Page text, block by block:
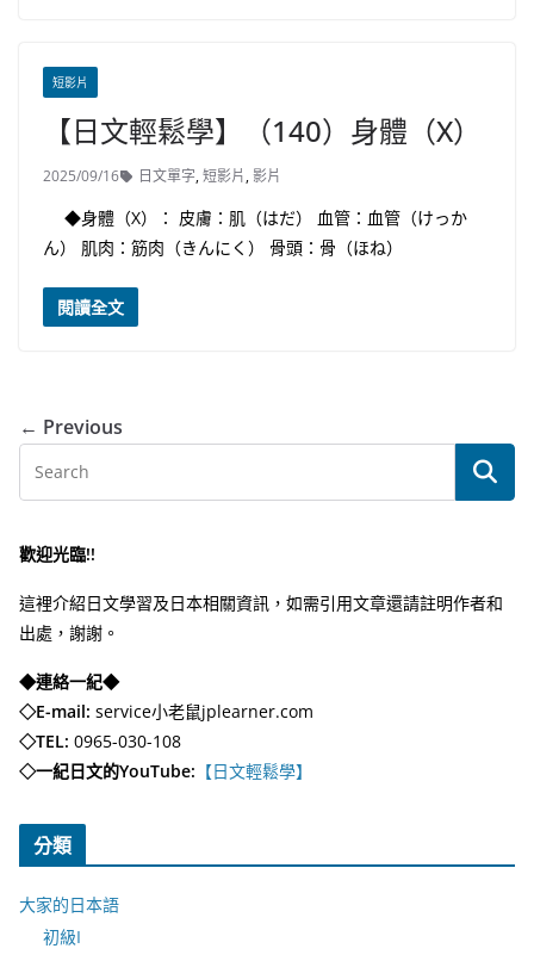
短影片
【日文輕鬆學】（140）身體（X）
2025/09/16 日文單字,短影片,影片
◆身體（X）： 皮膚：肌（はだ） 血管：血管（けっか
ん） 肌肉：筋肉（きんにく） 骨頭：骨（ほね）
閱讀全文
← Previous
歡迎光臨!!
這裡介紹日文學習及日本相關資訊，如需引用文章還請註明作者和
出處，謝謝。
◆連絡一紀◆
◇E-mail: service小老鼠jplearner.com
◇TEL: 0965-030-108
◇一紀日文的YouTube: 【日文輕鬆學】
分類
大家的日本語
初級I